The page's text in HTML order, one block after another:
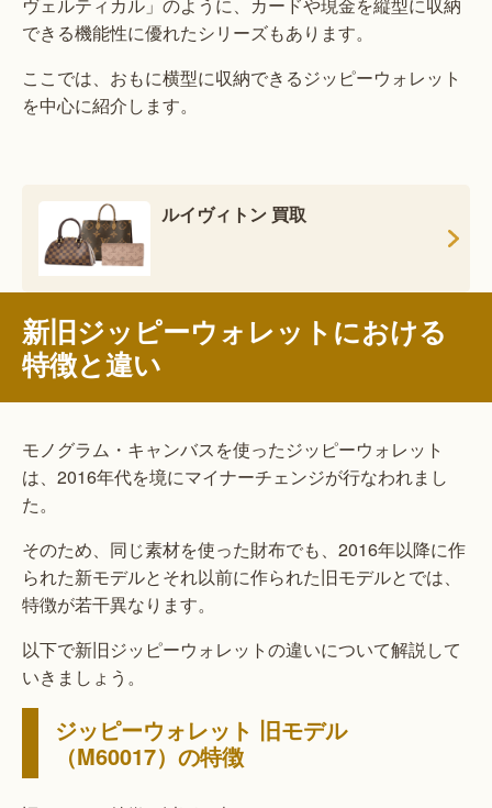
できる機能性に優れたシリーズもあります。
ここでは、おもに横型に収納できるジッピーウォレット
を中心に紹介します。
ルイヴィトン 買取
新旧ジッピーウォレットにおける
特徴と違い
モノグラム・キャンバスを使ったジッピーウォレット
は、2016年代を境にマイナーチェンジが行なわれまし
た。
そのため、同じ素材を使った財布でも、2016年以降に作
られた新モデルとそれ以前に作られた旧モデルとでは、
特徴が若干異なります。
以下で新旧ジッピーウォレットの違いについて解説して
いきましょう。
ジッピーウォレット 旧モデル
（M60017）の特徴